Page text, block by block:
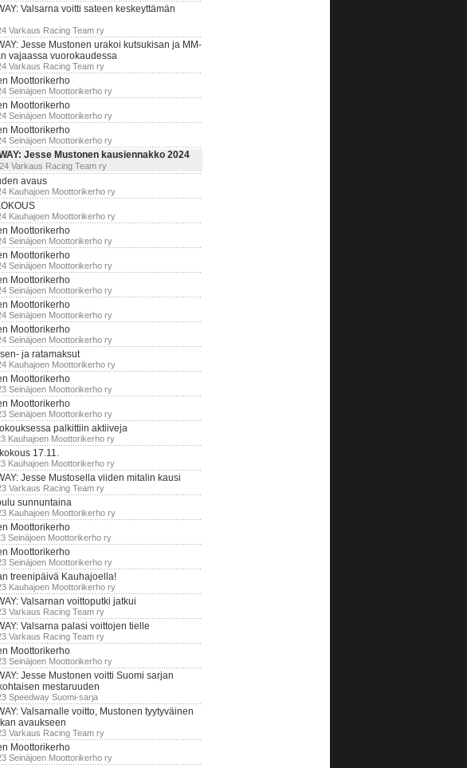
Valsarna voitti sateen keskeyttämän
Varkaus Racing Team ry
Jesse Mustonen urakoi kutsukisan ja MM-
vajaassa vuorokaudessa
Varkaus Racing Team ry
Moottorikerho
Seinäjoen Moottorikerho ry
Moottorikerho
Seinäjoen Moottorikerho ry
Moottorikerho
Seinäjoen Moottorikerho ry
Jesse Mustonen kausiennakko 2024
Varkaus Racing Team ry
avaus
Kauhajoen Moottorikerho ry
Kauhajoen Moottorikerho ry
Moottorikerho
Seinäjoen Moottorikerho ry
Moottorikerho
Seinäjoen Moottorikerho ry
Moottorikerho
Seinäjoen Moottorikerho ry
Moottorikerho
Seinäjoen Moottorikerho ry
Moottorikerho
Seinäjoen Moottorikerho ry
ja ratamaksut
Kauhajoen Moottorikerho ry
Moottorikerho
Seinäjoen Moottorikerho ry
Moottorikerho
Seinäjoen Moottorikerho ry
palkittiin aktiiveja
Kauhajoen Moottorikerho ry
17.11.
Kauhajoen Moottorikerho ry
Jesse Mustosella viiden mitalin kausi
Varkaus Racing Team ry
sunnuntaina
Kauhajoen Moottorikerho ry
Moottorikerho
Seinäjoen Moottorikerho ry
Moottorikerho
Seinäjoen Moottorikerho ry
treenipäivä Kauhajoella!
Kauhajoen Moottorikerho ry
Valsarnan voittoputki jatkui
Varkaus Racing Team ry
Valsarna palasi voittojen tielle
Varkaus Racing Team ry
Moottorikerho
Seinäjoen Moottorikerho ry
Jesse Mustonen voitti Suomi sarjan
mestaruuden
Speedway Suomi-sarja
Valsarnalle voitto, Mustonen tyytyväinen
avaukseen
Varkaus Racing Team ry
Moottorikerho
Seinäjoen Moottorikerho ry